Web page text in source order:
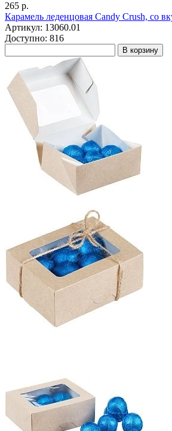
265 р.
Карамель леденцовая Candy Crush, со
Артикул: 13060.01
Доступно: 816
В корзину